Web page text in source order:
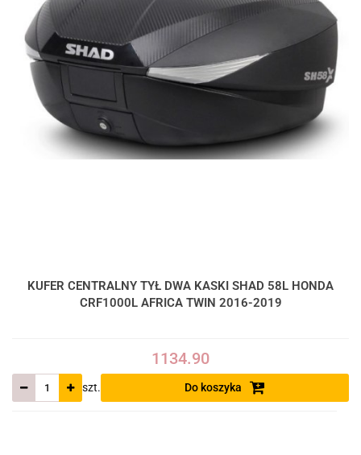
KUFER CENTRALNY TYŁ DWA KASKI SHAD 58L HONDA
CRF1000L AFRICA TWIN 2016-2019
1134.90
szt. Do koszyka